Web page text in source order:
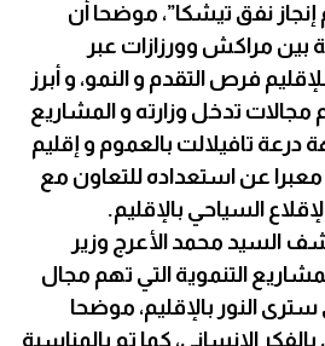
إنجاز نفق تيشكا”، موضحا أن
بين مراكش وورزازات عبر
فرص التقدم و النمو، و أبرز
تدخل وزارته و المشاريع
درعة تافيلالت بالعموم و إقليم
عن استعداده للتعاون مع
السياحي بالإقليم.
محمد الأعرج وزير
التنموية التي تهم مجال
سترى النور بالإقليم، موضحا
الإنساني، كما تم بالمناسبة